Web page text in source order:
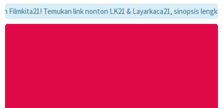
Temukan link nonton LK21 & Layarkaca21, sinopsis lengkap,